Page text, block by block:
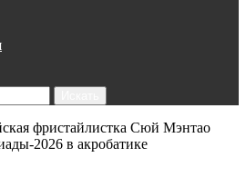
фристайлистка Сюй Мэнтао
в акробатике